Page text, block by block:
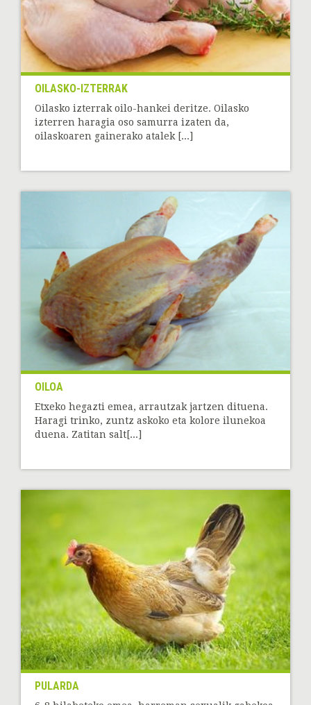
OILASKO-IZTERRAK
Oilasko izterrak oilo-hankei deritze. Oilasko
izterren haragia oso samurra izaten da,
oilaskoaren gainerako atalek [...]
OILOA
Etxeko hegazti emea, arrautzak jartzen dituena.
Haragi trinko, zuntz askoko eta kolore ilunekoa
duena. Zatitan salt[...]
PULARDA